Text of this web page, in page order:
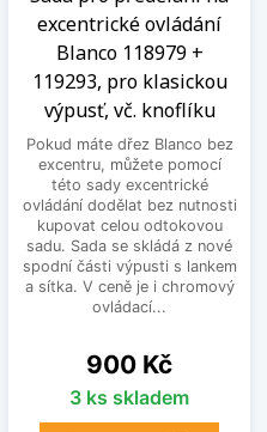
excentrické ovládání
Blanco 118979 +
119293, pro klasickou
výpusť, vč. knoflíku
Pokud máte dřez Blanco bez
excentru, můžete pomocí
této sady excentrické
ovládání dodělat bez nutnosti
kupovat celou odtokovou
sadu. Sada se skládá z nové
spodní části výpusti s lankem
a sítka. V ceně je i chromový
ovládací...
Cena
900 Kč
3 ks skladem